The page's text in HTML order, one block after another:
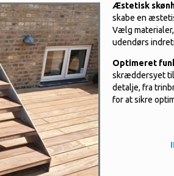
Æstetisk
skabe en
Vælg
udendørs
Optimeret
skræddersyet til
detalje, fra
for at sikre